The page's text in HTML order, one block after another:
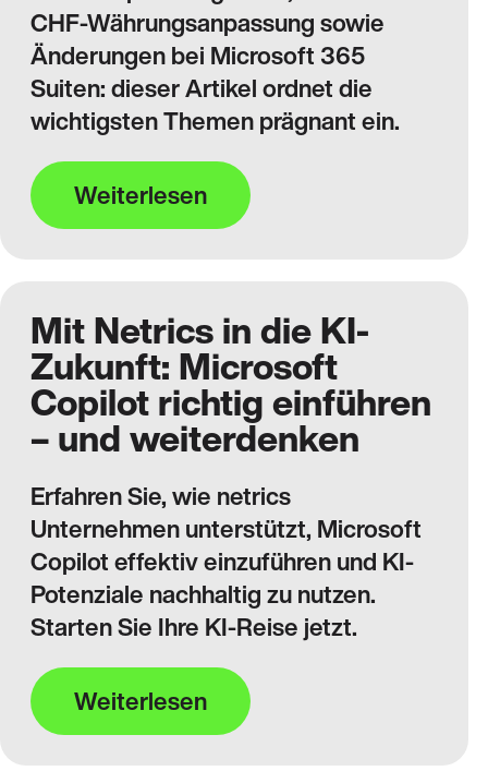
CHF‑Währungsanpassung sowie
Änderungen bei Microsoft 365
Suiten: dieser Artikel ordnet die
wichtigsten Themen prägnant ein.
Weiterlesen
Mit Netrics in die KI-
Zukunft: Microsoft
Copilot richtig einführen
– und weiterdenken
Erfahren Sie, wie netrics
Unternehmen unterstützt, Microsoft
Copilot effektiv einzuführen und KI-
Potenziale nachhaltig zu nutzen.
Starten Sie Ihre KI-Reise jetzt.
Weiterlesen